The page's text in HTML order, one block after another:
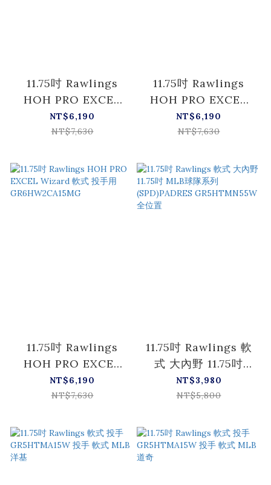
11.75吋 Rawlings
HOH PRO EXCEL
Wizard 軟式 投手用
GR6HW2CA15MG
NT$6,190
NT$7,630
11.75吋 Rawlings
HOH PRO EXCEL
Wizard 軟式 投手用
GR6HW2CA15MG
NT$6,190
NT$7,630
11.75吋 Rawlings
HOH PRO EXCEL
Wizard 軟式 投手用
GR6HW2CA15MG
NT$6,190
NT$7,630
11.75吋 Rawlings 軟
式 大內野 11.75吋
MLB球隊系列
(SPD)PADRES
置
NT$3,980
NT$5,800